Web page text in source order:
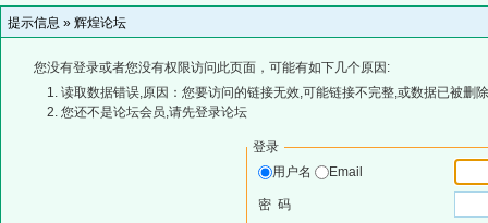
提示信息 » 辉煌论坛
您没有登录或者您没有权限访问此页面，可能有如下几个原因:
读取数据错误,原因：您要访问的链接无效,可能链接不完整,或数据已被删
您还不是论坛会员,请先登录论坛
登录
用户名
Email
密 码